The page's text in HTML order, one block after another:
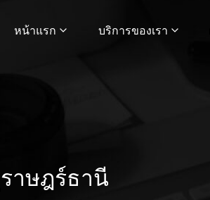
หน้าแรก บริการของเรา
าษฎร์ธานี